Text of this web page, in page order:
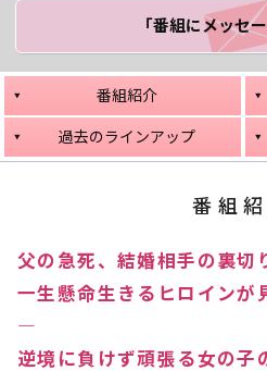
「番組にメッセ
番組紹介
過去のラインアップ
番組
父の急死、結婚相手の裏切
一生懸命生きるヒロインが
―
逆境に負けず頑張る女の子